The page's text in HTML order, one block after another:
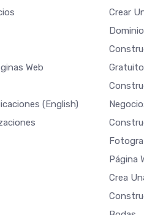
Web
(English)
Crear
Gratuito
Página
Crea